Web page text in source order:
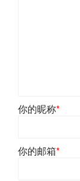
你的昵称*
你的邮箱*